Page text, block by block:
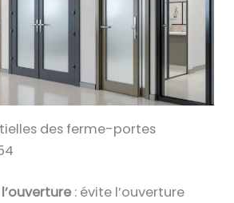
des ferme-portes
: évite l’ouverture